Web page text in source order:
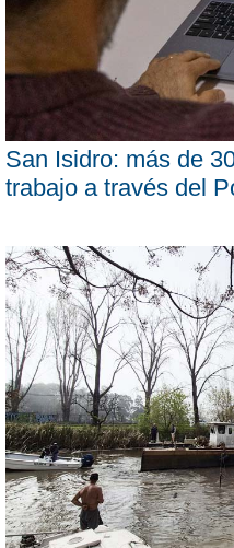
San Isidro: más de
trabajo a través del